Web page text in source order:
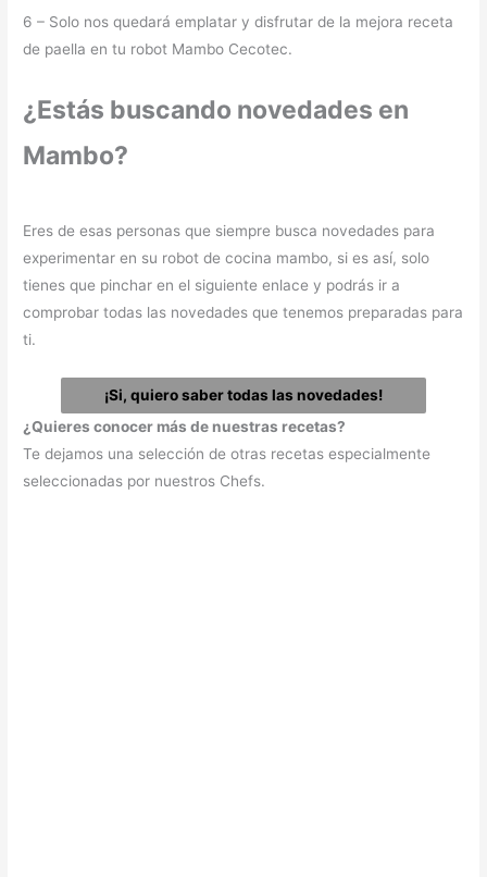
6 – Solo nos quedará emplatar y disfrutar de la mejora receta
de paella en tu robot Mambo Cecotec.
¿Estás buscando novedades en
Mambo?
Eres de esas personas que siempre busca novedades para
experimentar en su robot de cocina mambo, si es así, solo
tienes que pinchar en el siguiente enlace y podrás ir a
comprobar todas las novedades que tenemos preparadas para
ti.
¡Si, quiero saber todas las novedades!
¿Quieres conocer más de nuestras recetas?
Te dejamos una selección de otras recetas especialmente
seleccionadas por nuestros Chefs.